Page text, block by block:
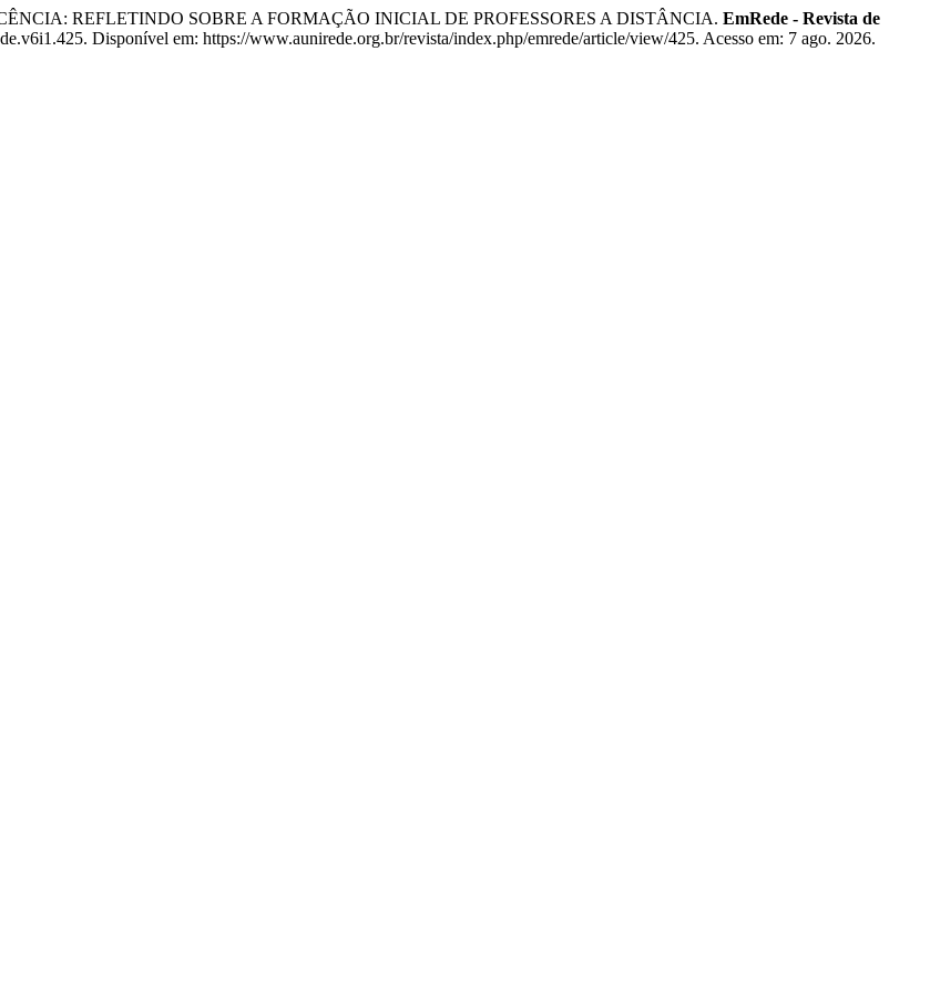
REFLETINDO SOBRE A FORMAÇÃO INICIAL DE PROFESSORES A DISTÂNCIA. EmRede - Revista de
Disponível em: https://www.aunirede.org.br/revista/index.php/emrede/article/view/425. Acesso em: 7 ago. 2026.